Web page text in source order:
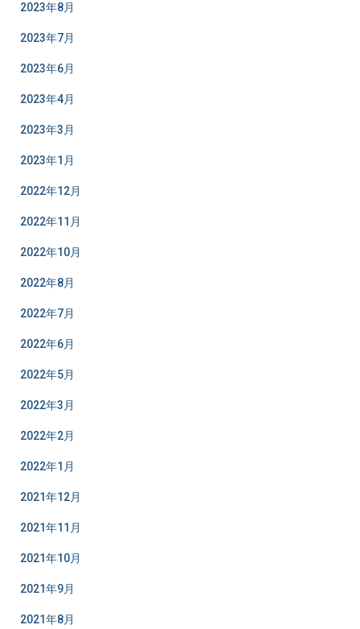
2023年8月
2023年7月
2023年6月
2023年4月
2023年3月
2023年1月
2022年12月
2022年11月
2022年10月
2022年8月
2022年7月
2022年6月
2022年5月
2022年3月
2022年2月
2022年1月
2021年12月
2021年11月
2021年10月
2021年9月
2021年8月